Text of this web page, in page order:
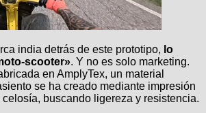
india detrás de este prototipo, lo
scooter». Y no es solo marketing.
en AmplyTex, un material
se ha creado mediante impresión
buscando ligereza y resistencia.